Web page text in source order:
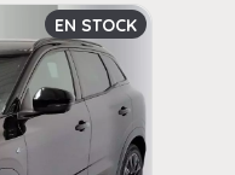
EN STOCK